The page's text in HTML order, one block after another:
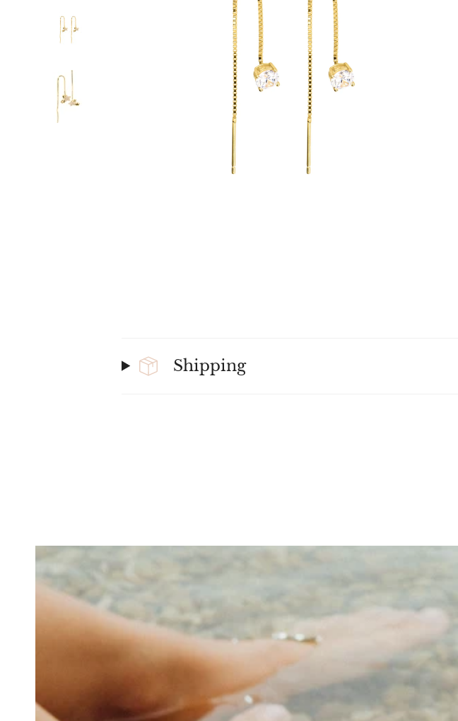
Shipping